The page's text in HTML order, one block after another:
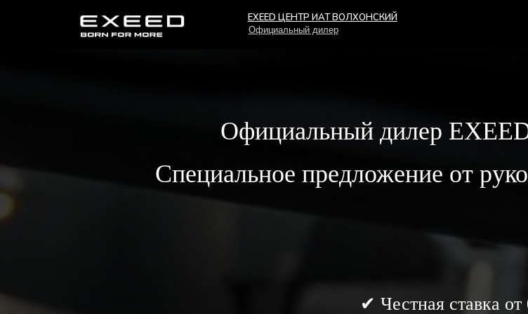
Официальный дилер
EXEED ЦЕНТР ИАТ ВОЛХОНСКИЙ
Официальный дилер
Специальное предложение от
✔ Честная ставка